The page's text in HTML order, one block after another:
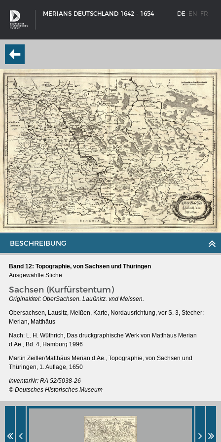
MERIANS DEUTSCHLAND 1642 - 1654 DE EN FR
SCHIFFSTYPEN
Entwicklungen im europäischen Schiffbau
MERIANS DEUTSCHLAND 1642 - 1654
Bildergalerie Topographia Germaniae
BESCHREIBUNG
Band 12: Topographie, von Sachsen und Thüringen
Ausgewählte Stiche.
Sachsen (Kurfürstentum)
Originaltitel: OberSachsen. Laußnitz. vnd Meissen.
Obersachsen, Lausitz, Meißen, Karte, Nordausrichtung, vor S. 3, Stecher:
Merian, Matthäus
Nach: L. H. Wüthrich, Das druckgraphische Werk von Matthäus Merian
d.Ae., Bd. 4, Hamburg 1996
Martin Zeiller/Matthäus Merian d.Ae., Topographie, von Sachsen und
Thüringen, 1. Auflage, 1650
InventarNr: RA 52/5038-26
© Deutsches Historisches Museum